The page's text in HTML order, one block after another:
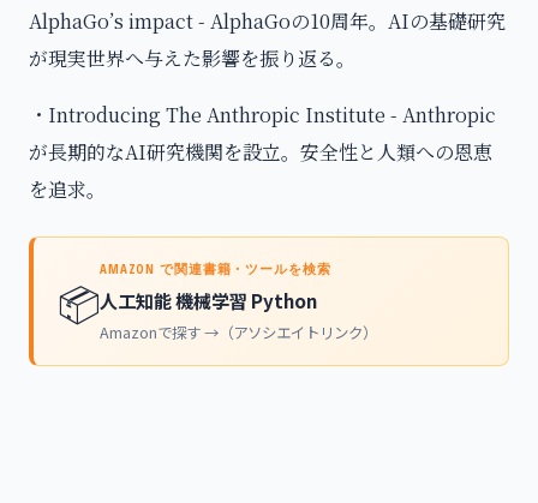
AlphaGo’s impact - AlphaGoの10周年。AIの基礎研究
が現実世界へ与えた影響を振り返る。
・Introducing The Anthropic Institute - Anthropic
が長期的なAI研究機関を設立。安全性と人類への恩恵
を追求。
📦
AMAZON で関連書籍・ツールを検索
人工知能 機械学習 Python
Amazonで探す →（アソシエイトリンク）